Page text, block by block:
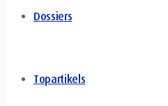
Dossiers
Topartikels